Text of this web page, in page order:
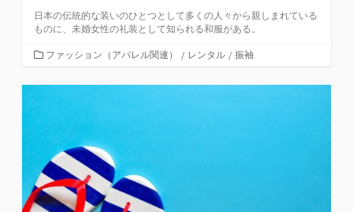
日本の伝統的な装いのひとつとして多くの人々から親しまれている
ものに、未婚女性の礼装として知られる和服がある。
カ
ゴ
ファッション（アパレル関連） / レンタル / 振袖